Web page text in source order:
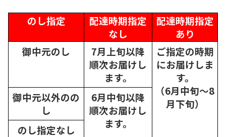
のし指定
配達時期指定
なし
配達時期指定
あり
御中元のし
7月上旬以降
順次お届けし
ます。
ご指定の時期
にお届けしま
す。
（6月中旬～8
月下旬）
御中元以外のの
し
6月中旬以降
順次お届けし
ます。
のし指定なし